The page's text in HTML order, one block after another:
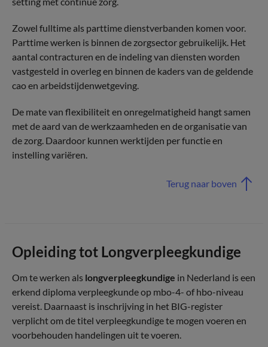
Zowel fulltime als parttime dienstverbanden komen voor.
Parttime werken is binnen de zorgsector gebruikelijk. Het
aantal contracturen en de indeling van diensten worden
vastgesteld in overleg en binnen de kaders van de geldende
cao en arbeidstijdenwetgeving.
De mate van flexibiliteit en onregelmatigheid hangt samen
met de aard van de werkzaamheden en de organisatie van
de zorg. Daardoor kunnen werktijden per functie en
instelling variëren.
Terug naar boven
Opleiding tot Longverpleegkundige
Om te werken als longverpleegkundige in Nederland is een
erkend diploma verpleegkunde op mbo-4- of hbo-niveau
vereist. Daarnaast is inschrijving in het BIG-register
verplicht om de titel verpleegkundige te mogen voeren en
voorbehouden handelingen uit te voeren.